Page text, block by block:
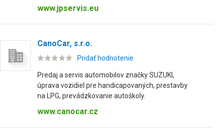
www.jpservis.eu
CanoCar, s.r.o.
Pridať hodnotenie
Predaj a servis automobilov značky SUZUKI,
úprava vozidiel pre handicapovaných, prestavby
na LPG, prevádzkovanie autoškoly.
www.canocar.cz